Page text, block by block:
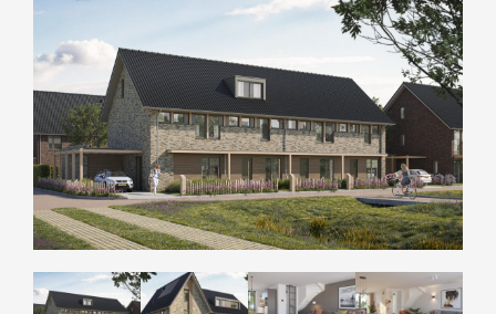
Internationaal
Nieuwbouw
Bedrijfsaanbod
Huuraanbod
Bestaande bouw
Internationaal
Nieuwbouw
Bedrijfsaanbod